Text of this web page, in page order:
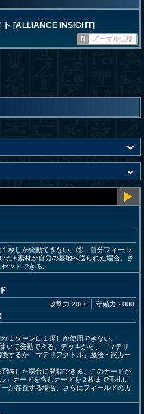
[ALLIANCE INSIGHT]
N ノーマル仕様
枚しか発動できない。①：自分フィール
たX素材が自分の墓地へ送られた場合、さ
ットできる。
】
攻撃力 2000 守備力 2000
１ターンに１度しか使用できない。
いて発動できる。デッキから、「マテリ
するか「マテリアクトル」魔法・罠カー
喚した場合に発動できる。このカードが
」カードを含むカードを２枚まで手札に
が存在する場合、さらにフィールドのカ